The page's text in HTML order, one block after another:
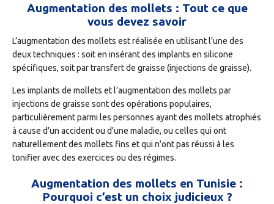
Augmentation des mollets : Tout ce que
vous devez savoir
L’augmentation des mollets est réalisée en utilisant l’une des
deux techniques : soit en insérant des implants en silicone
spécifiques, soit par transfert de graisse (injections de graisse).
Les implants de mollets et l’augmentation des mollets par
injections de graisse sont des opérations populaires,
particulièrement parmi les personnes ayant des mollets atrophiés
à cause d’un accident ou d’une maladie, ou celles qui ont
naturellement des mollets fins et qui n’ont pas réussi à les
tonifier avec des exercices ou des régimes.
Augmentation des mollets en Tunisie :
Pourquoi c’est un choix judicieux ?